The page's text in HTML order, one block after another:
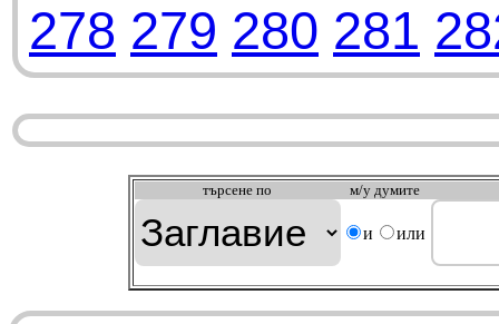
278 279 280 281
търсeне по м/у думите
и или